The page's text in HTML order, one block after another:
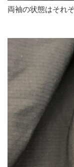
両袖の状態はそれ